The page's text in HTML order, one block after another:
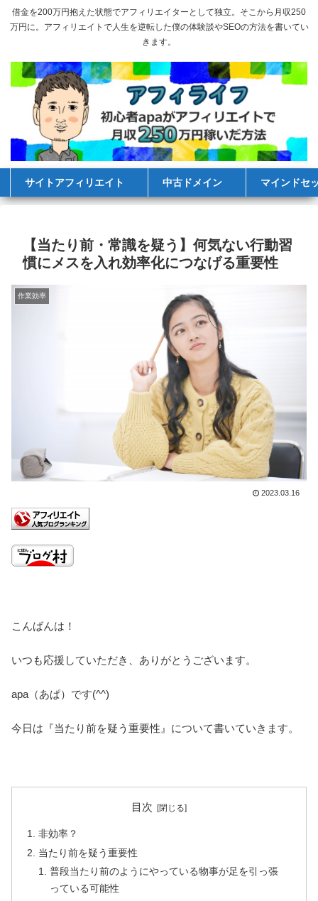
借金を200万円抱えた状態でアフィリエイターとして独立。そこから月収250
万円に。アフィリエイトで人生を逆転した僕の体験談やSEOの方法を書いてい
きます。
サイトアフィリエイト 中古ドメイン マインドセ
【当たり前・常識を疑う】何気ない行動習
慣にメスを入れ効率化につなげる重要性
作業効率
2023.03.16
こんばんは！
いつも応援していただき、ありがとうございます。
apa（あぱ）です(^^)
今日は『当たり前を疑う重要性』について書いていきます。
目次
非効率？
当たり前を疑う重要性
普段当たり前のようにやっている物事が足を引っ張
っている可能性